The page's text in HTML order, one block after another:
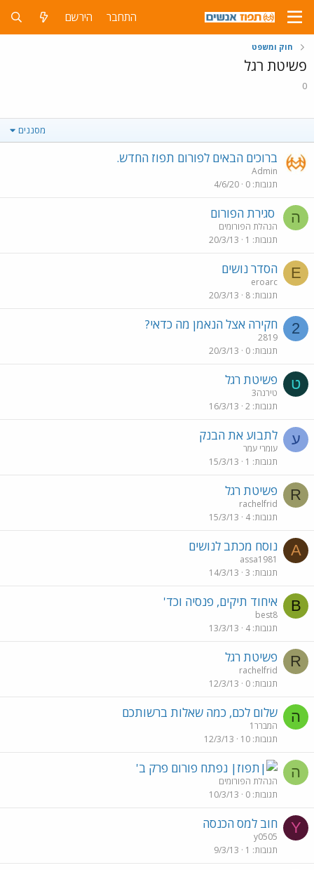
התחבר הירשם
חוק ומשפט
פשיטת רגל
0
מסננים
ברוכים הבאים לפורום תפוז החדש.
Admin
תגובות 0
4/6/20
ה סגירת הפורום
הנהלת הפורומים
תגובות 1
20/3/13
E הסדר נושים
eroarc
תגובות 8
20/3/13
2 חקירה אצל הנאמן מה כדאי?
2819
תגובות 0
20/3/13
ט פשיטת רגל
טירנה3
תגובות 2
16/3/13
ע לתבוע את הבנק
עומרי עמר
תגובות 1
15/3/13
R פשיטת רגל
rachelfrid
תגובות 4
15/3/13
A נוסח מכתב לנושים
assa1981
תגובות 3
14/3/13
B איחוד תיקים, פנסיה וכד'
best8
תגובות 4
13/3/13
R פשיטת רגל
rachelfrid
תגובות 0
12/3/13
ה שלום לכם, כמה שאלות ברשותכם
המברר1
תגובות 10
12/3/13
ה נפתח פורום פרק ב'
הנהלת הפורומים
תגובות 0
10/3/13
Y חוב למס הכנסה
y0505
תגובות 1
9/3/13